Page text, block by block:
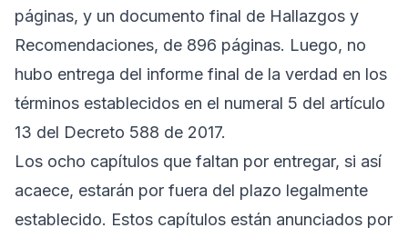
páginas, y un documento final de Hallazgos y
Recomendaciones, de 896 páginas. Luego, no
hubo entrega del informe final de la verdad en los
términos establecidos en el numeral 5 del artículo
13 del Decreto 588 de 2017.
Los ocho capítulos que faltan por entregar, si así
acaece, estarán por fuera del plazo legalmente
establecido. Estos capítulos están anunciados por